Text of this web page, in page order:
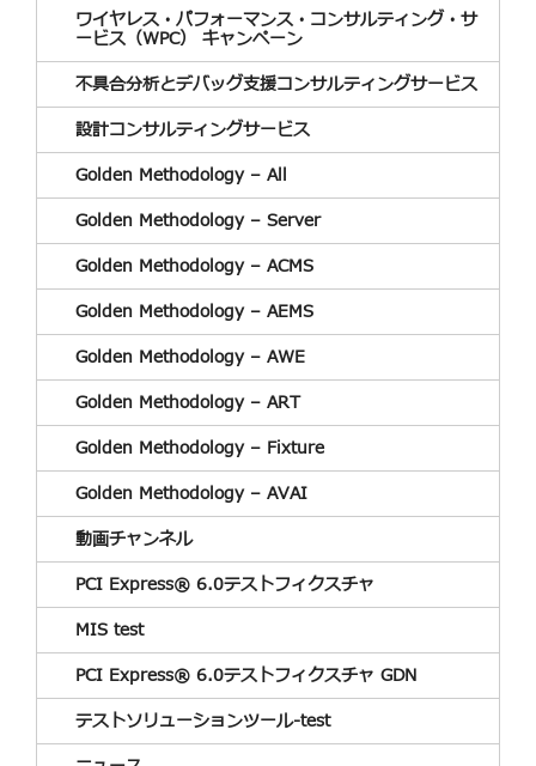
ワイヤレス・パフォーマンス・コンサルティング・サ
ービス（WPC） キャンペーン
不具合分析とデバッグ支援コンサルティングサービス
設計コンサルティングサービス
Golden Methodology – All
Golden Methodology – Server
Golden Methodology – ACMS
Golden Methodology – AEMS
Golden Methodology – AWE
Golden Methodology – ART
Golden Methodology – Fixture
Golden Methodology – AVAI
動画チャンネル
PCI Express® 6.0テストフィクスチャ
MIS test
PCI Express® 6.0テストフィクスチャ GDN
テストソリューションツール-test